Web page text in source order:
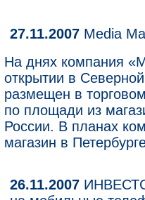
27.11.2007 Media
На днях компания
открытии в
размещен в
по площади из
России. В планах
магазин в
26.11.2007